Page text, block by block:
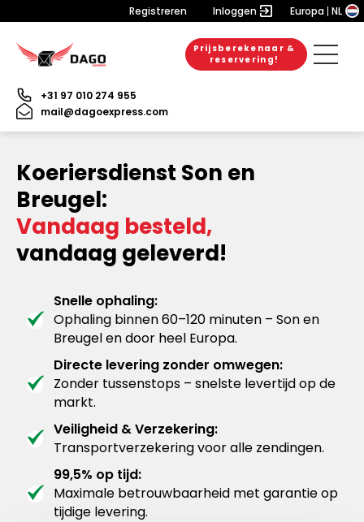
Registreren Inloggen Europa NL
Prijsberekenaar &
reservering!
+31 97 010 274 955
mail@dagoexpress.com
Koeriersdienst Son en
Breugel:
Vandaag besteld,
vandaag geleverd!
Snelle ophaling:
Ophaling binnen 60–120 minuten – Son en
Breugel en door heel Europa.
Directe levering zonder omwegen:
Zonder tussenstops – snelste levertijd op de
markt.
Veiligheid & Verzekering:
Transportverzekering voor alle zendingen.
99,5% op tijd:
Maximale betrouwbaarheid met garantie op
tijdige levering.